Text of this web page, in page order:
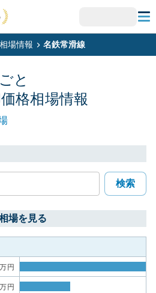
場情報 名鉄常滑線
と
格相場情報
検索
場を見る
万円
万円